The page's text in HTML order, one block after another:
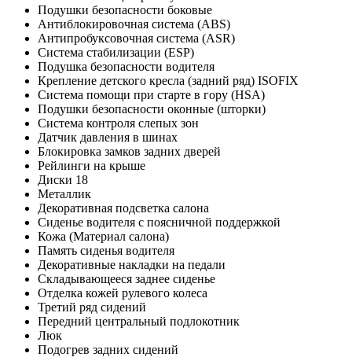
Подушки безопасности боковые
Антиблокировочная система (ABS)
Антипробуксовочная система (ASR)
Система стабилизации (ESP)
Подушка безопасности водителя
Крепление детского кресла (задний ряд) ISOFIX
Система помощи при старте в гору (HSA)
Подушки безопасности оконные (шторки)
Система контроля слепых зон
Датчик давления в шинах
Блокировка замков задних дверей
Рейлинги на крыше
Диски 18
Металлик
Декоративная подсветка салона
Сиденье водителя с поясничной поддержкой
Кожа (Материал салона)
Память сиденья водителя
Декоративные накладки на педали
Складывающееся заднее сиденье
Отделка кожей рулевого колеса
Третий ряд сидений
Передний центральный подлокотник
Люк
Подогрев задних сидений